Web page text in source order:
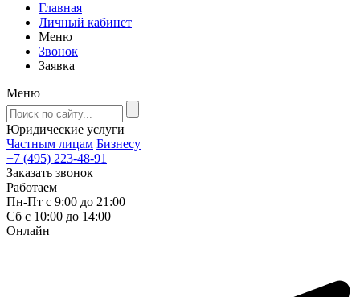
Главная
Личный кабинет
Меню
Звонок
Заявка
Меню
Юридические услуги
Частным лицам Бизнесу
+7 (495) 223-48-91
Заказать звонок
Работаем
Пн-Пт с 9:00 до 21:00
Сб с 10:00 до 14:00
Онлайн